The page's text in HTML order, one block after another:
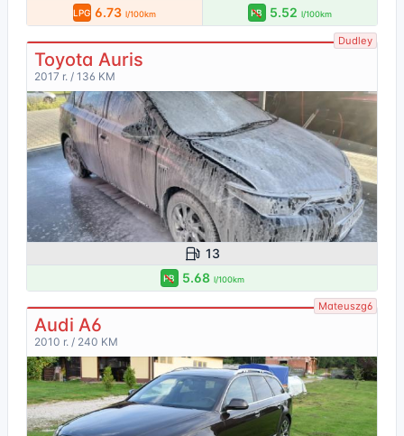
LPG 6.73 l/100km PB 5.52 l/100km
Dudley
Toyota Auris
2017 r. / 136 KM
13
PB 5.68 l/100km
Mateuszg6
Audi A6
2010 r. / 240 KM